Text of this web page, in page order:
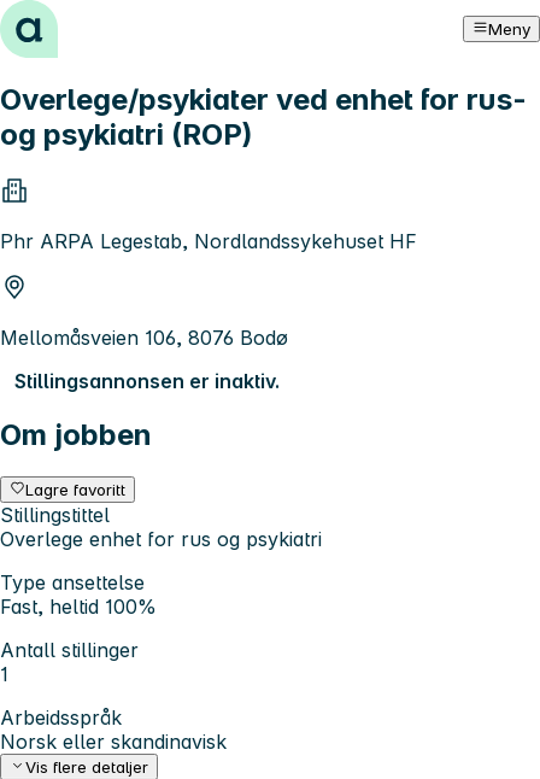
Hopp til innhold Meny
Overlege/psykiater ved enhet for rus-
og psykiatri (ROP)
Phr ARPA Legestab, Nordlandssykehuset HF
Mellomåsveien 106, 8076 Bodø
Stillingsannonsen er inaktiv.
Om jobben
Lagre favoritt
Stillingstittel
Overlege enhet for rus og psykiatri
Type ansettelse
Fast, heltid 100%
Antall stillinger
1
Arbeidsspråk
Norsk eller skandinavisk
Vis flere detaljer